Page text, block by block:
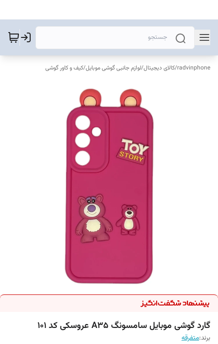
radvinphone
/کالای دیجیتال/لوازم جانبی گوشی موبایل/کیف و کاور گوشی
گارد گوشی موبایل سامسونگ A35 عروسکی کد 101
برند:متفرقه